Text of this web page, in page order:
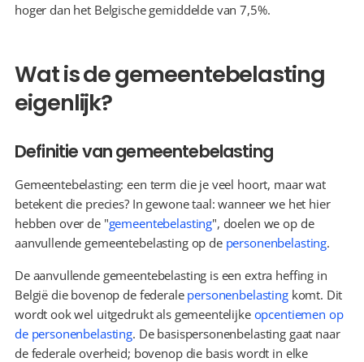
hoger dan het Belgische gemiddelde van 7,5%.
Wat is de gemeentebelasting
eigenlijk?
Definitie van gemeentebelasting
Gemeentebelasting: een term die je veel hoort, maar wat
betekent die precies? In gewone taal: wanneer we het hier
hebben over de "gemeentebelasting", doelen we op de
aanvullende gemeentebelasting op de personenbelasting.
De aanvullende gemeentebelasting is een extra heffing in
België die bovenop de federale personenbelasting komt. Dit
wordt ook wel uitgedrukt als gemeentelijke opcentiemen op
de personenbelasting. De basispersonenbelasting gaat naar
de federale overheid; bovenop die basis wordt in elke